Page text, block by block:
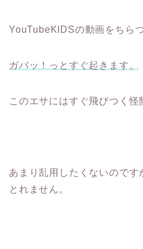
YouTubeKIDSの動画をちら
ガバッ！っとすぐ起きます。
このエサにはすぐ飛びつく怪
あまり乱用したくないのです
とれません。